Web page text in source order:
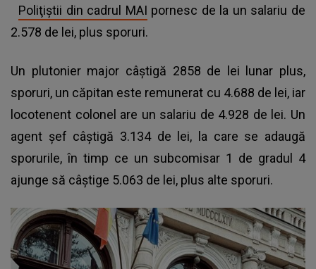
Poliţiştii din cadrul MAI pornesc de la un salariu de
2.578 de lei, plus sporuri.
Un plutonier major câştigă 2858 de lei lunar plus,
sporuri, un căpitan este remunerat cu 4.688 de lei, iar
locotenent colonel are un salariu de 4.928 de lei. Un
agent şef câştigă 3.134 de lei, la care se adaugă
sporurile, în timp ce un subcomisar 1 de gradul 4
ajunge să câştige 5.063 de lei, plus alte sporuri.